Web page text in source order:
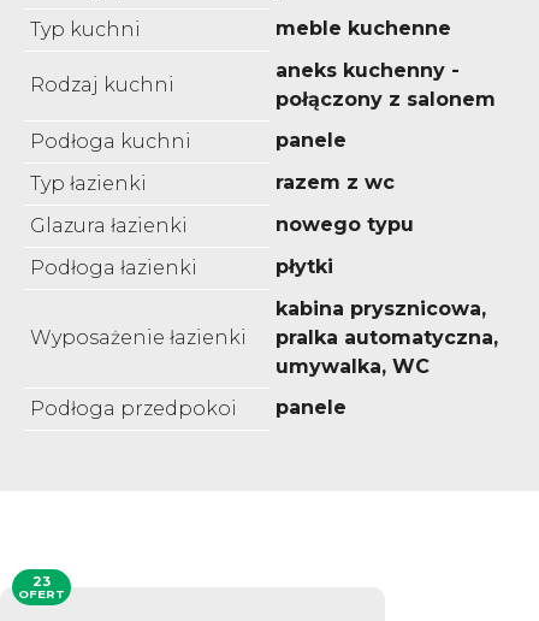
Typ kuchni
meble kuchenne
Rodzaj kuchni
aneks kuchenny -
połączony z salonem
Podłoga kuchni
panele
Typ łazienki
razem z wc
Glazura łazienki
nowego typu
Podłoga łazienki
płytki
Wyposażenie łazienki
kabina prysznicowa,
pralka automatyczna,
umywalka, WC
Podłoga przedpokoi
panele
23
OFERT